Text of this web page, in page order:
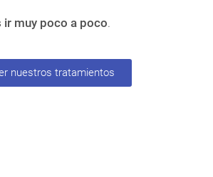
muy poco a poco.
nuestros tratamientos